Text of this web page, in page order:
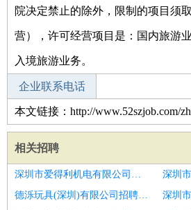
院决定禁止的除外，限制的项目须
营），许可经营项目是：国内旅游
入境旅游业务。
企业联系电话
本文链接：http://www.52szjob.com/
相关招聘
深圳市爱得利机电有限公司招聘客户经理
德泺玩具(深圳)有限公司招聘大客户经理